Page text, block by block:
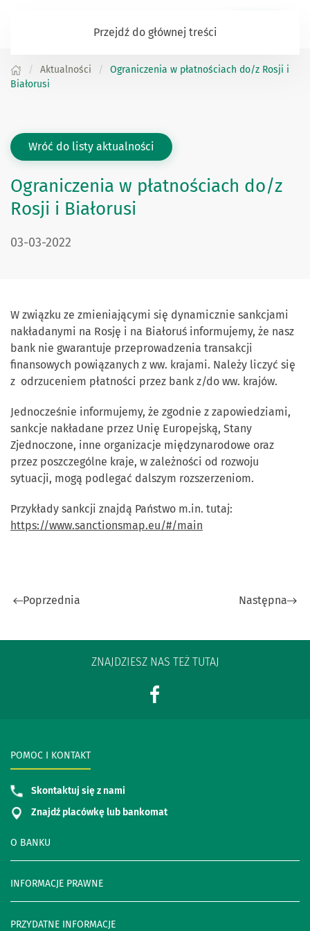
Przejdź do głównej treści
Aktualności
Ograniczenia w płatnościach do/z Rosji i
Białorusi
Wróć do listy aktualności
Ograniczenia w płatnościach do/z
Rosji i Białorusi
DATA PUBLIKACJI:
03-03-2022
W związku ze zmieniającymi się dynamicznie sankcjami
nakładanymi na Rosję i na Białoruś informujemy, że nasz
bank nie gwarantuje przeprowadzenia transakcji
finansowych powiązanych z ww. krajami. Należy liczyć się
z odrzuceniem płatności przez bank z/do ww. krajów.
Jednocześnie informujemy, że zgodnie z zapowiedziami,
sankcje nakładane przez Unię Europejską, Stany
Zjednoczone, inne organizacje międzynarodowe oraz
przez poszczególne kraje, w zależności od rozwoju
sytuacji, mogą podlegać dalszym rozszerzeniom.
Przykłady sankcji znajdą Państwo m.in. tutaj:
https://www.sanctionsmap.eu/#/main
Poprzednia Następna
ZNAJDZIESZ NAS TEŻ TUTAJ
O BANKU
INFORMACJE PRAWNE
PRZYDATNE INFORMACJE
POMOC I KONTAKT
Skontaktuj się z nami
Znajdź placówkę lub bankomat